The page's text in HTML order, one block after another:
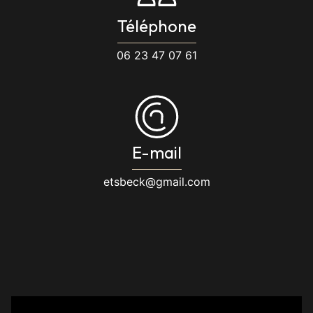
Téléphone
06 23 47 07 61
E-mail
etsbeck@gmail.com